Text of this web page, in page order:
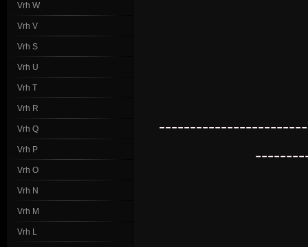
Vrh W
Vrh V
Vrh S
Vrh U
Vrh T
Vrh R
Vrh Q
Vrh P
Vrh O
Vrh N
Vrh M
Vrh L